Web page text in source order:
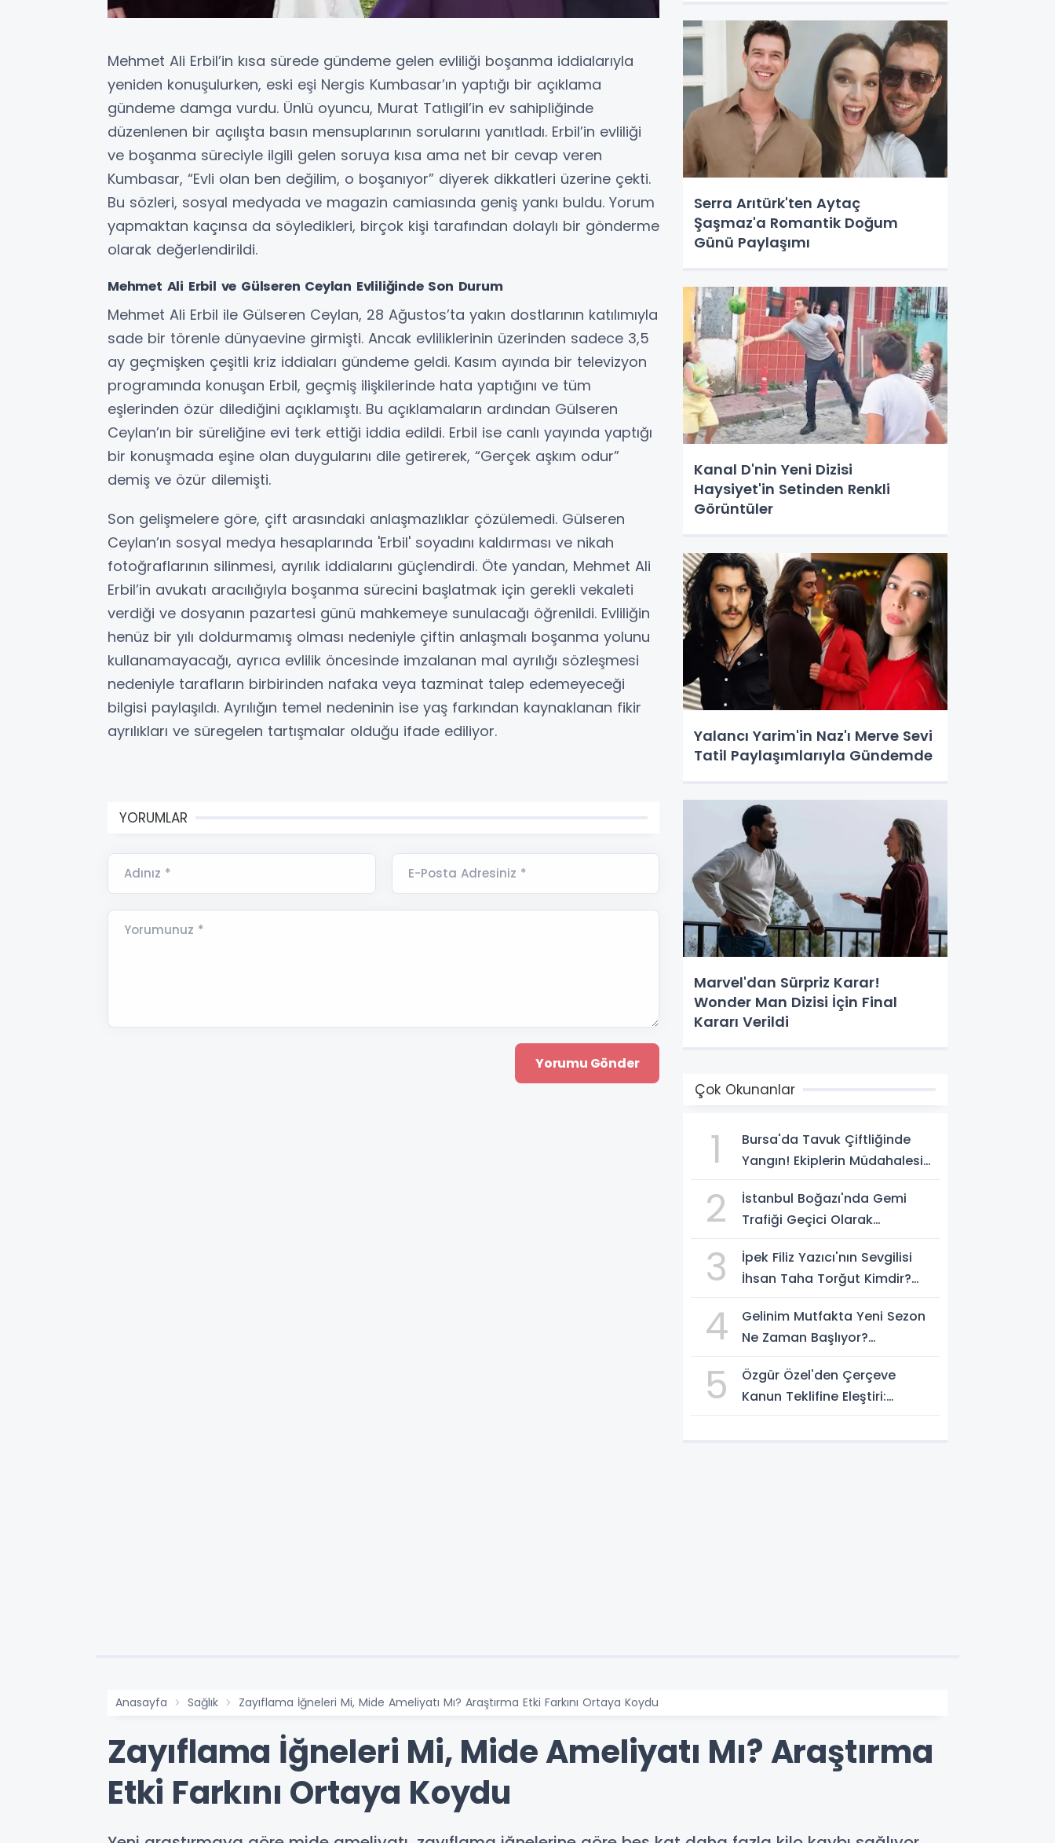
Mehmet Ali Erbil’in kısa sürede gündeme gelen evliliği boşanma iddialarıyla
yeniden konuşulurken, eski eşi Nergis Kumbasar’ın yaptığı bir açıklama
gündeme damga vurdu. Ünlü oyuncu, Murat Tatlıgil’in ev sahipliğinde
düzenlenen bir açılışta basın mensuplarının sorularını yanıtladı. Erbil’in evliliği
ve boşanma süreciyle ilgili gelen soruya kısa ama net bir cevap veren
Kumbasar, “Evli olan ben değilim, o boşanıyor” diyerek dikkatleri üzerine çekti.
Bu sözleri, sosyal medyada ve magazin camiasında geniş yankı buldu. Yorum
yapmaktan kaçınsa da söyledikleri, birçok kişi tarafından dolaylı bir gönderme
olarak değerlendirildi.
Mehmet Ali Erbil ve Gülseren Ceylan Evliliğinde Son Durum
Mehmet Ali Erbil ile Gülseren Ceylan, 28 Ağustos’ta yakın dostlarının katılımıyla
sade bir törenle dünyaevine girmişti. Ancak evliliklerinin üzerinden sadece 3,5
ay geçmişken çeşitli kriz iddiaları gündeme geldi. Kasım ayında bir televizyon
programında konuşan Erbil, geçmiş ilişkilerinde hata yaptığını ve tüm
eşlerinden özür dilediğini açıklamıştı. Bu açıklamaların ardından Gülseren
Ceylan’ın bir süreliğine evi terk ettiği iddia edildi. Erbil ise canlı yayında yaptığı
bir konuşmada eşine olan duygularını dile getirerek, “Gerçek aşkım odur”
demiş ve özür dilemişti.
Son gelişmelere göre, çift arasındaki anlaşmazlıklar çözülemedi. Gülseren
Ceylan’ın sosyal medya hesaplarında 'Erbil' soyadını kaldırması ve nikah
fotoğraflarının silinmesi, ayrılık iddialarını güçlendirdi. Öte yandan, Mehmet Ali
Erbil’in avukatı aracılığıyla boşanma sürecini başlatmak için gerekli vekaleti
verdiği ve dosyanın pazartesi günü mahkemeye sunulacağı öğrenildi. Evliliğin
henüz bir yılı doldurmamış olması nedeniyle çiftin anlaşmalı boşanma yolunu
kullanamayacağı, ayrıca evlilik öncesinde imzalanan mal ayrılığı sözleşmesi
nedeniyle tarafların birbirinden nafaka veya tazminat talep edemeyeceği
bilgisi paylaşıldı. Ayrılığın temel nedeninin ise yaş farkından kaynaklanan fikir
ayrılıkları ve süregelen tartışmalar olduğu ifade ediliyor.
YORUMLAR
Adınız * E-Posta Adresiniz *
Yorumunuz *
Serra Arıtürk'ten Aytaç
Şaşmaz'a Romantik Doğum
Günü Paylaşımı
Kanal D'nin Yeni Dizisi
Haysiyet'in Setinden Renkli
Görüntüler
Yalancı Yarim'in Naz'ı Merve Sevi
Tatil Paylaşımlarıyla Gündemde
Marvel'dan Sürpriz Karar!
Wonder Man Dizisi İçin Final
Kararı Verildi
Çok Okunanlar
1
Bursa'da Tavuk Çiftliğinde
Yangın! Ekiplerin Müdahalesi
2
İstanbul Boğazı'nda Gemi
Trafiği Geçici Olarak
3
İpek Filiz Yazıcı'nın Sevgilisi
İhsan Taha Torğut Kimdir?
Ediliyor
4
Gelinim Mutfakta Yeni Sezon
Ne Zaman Başlıyor?
5
Özgür Özel'den Çerçeve
Kanun Teklifine Eleştiri:
Anasayfa Sağlık Zayıflama İğneleri Mi, Mide Ameliyatı Mı? Araştırma Etki Farkını Ortaya Koydu
Zayıflama İğneleri Mi, Mide Ameliyatı Mı? Araştırma
Etki Farkını Ortaya Koydu